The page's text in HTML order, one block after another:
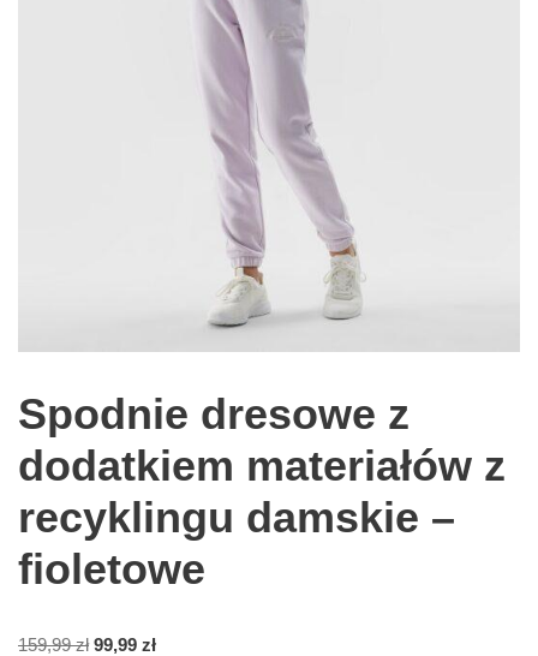
Spodnie dresowe z
dodatkiem materiałów z
recyklingu damskie –
fioletowe
159,99zł 99,99 zł